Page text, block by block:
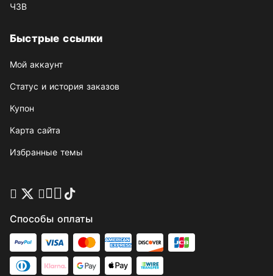
ЧЗВ
Быстрые ссылки
Мой аккаунт
Статус и история заказов
Купон
Карта сайта
Избранные темы
Способы оплаты